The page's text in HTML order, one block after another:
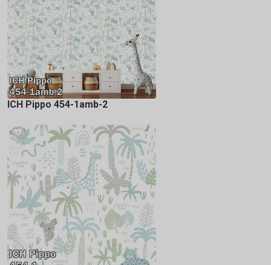
ICH Pippo 454-1amb-2